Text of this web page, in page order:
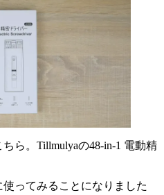
ら。Tillmulyaの48-in-1 電動精
ってみることになりました